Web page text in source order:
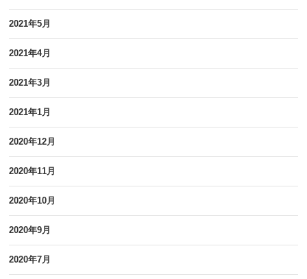
2021年5月
2021年4月
2021年3月
2021年1月
2020年12月
2020年11月
2020年10月
2020年9月
2020年7月